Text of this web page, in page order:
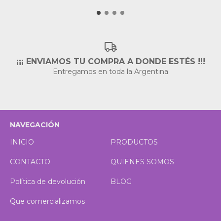
¡¡¡ ENVIAMOS TU COMPRA A DONDE ESTÉS !!!
Entregamos en toda la Argentina
NAVEGACIÓN
INICIO
PRODUCTOS
CONTACTO QUIENES SOMOS
Política de devolución BLOG
Que comercializamos